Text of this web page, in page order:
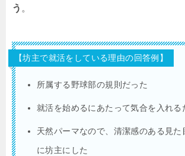
う 。
【坊主で就活をしている理由の回答例】
所属する野球部の規則だった
就活を始めるにあたって気合を入れる
天然パーマなので、清潔感のある見た
に坊主にした